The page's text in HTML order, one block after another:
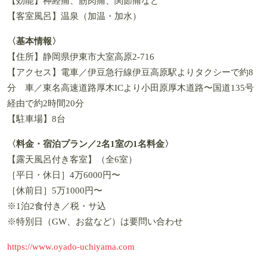
【客室風呂】温泉（加温・加水）
〈基本情報〉
【住所】静岡県伊東市大室高原2-716
【アクセス】電車／伊豆急行線伊豆高原駅よりタクシーで約8
分 車／東名高速道路厚木ICより小田原厚木道路〜国道135号
経由で約2時間20分
【駐車場】8台
〈料金・宿泊プラン／2名1室の1名料金〉
【露天風呂付き客室】（全6室）
［平日・休日］4万6000円〜
［休前日］5万1000円〜
※1泊2食付き／税・サ込
※特別日（GW、お盆など）は要問い合わせ
https://www.oyado-uchiyama.com